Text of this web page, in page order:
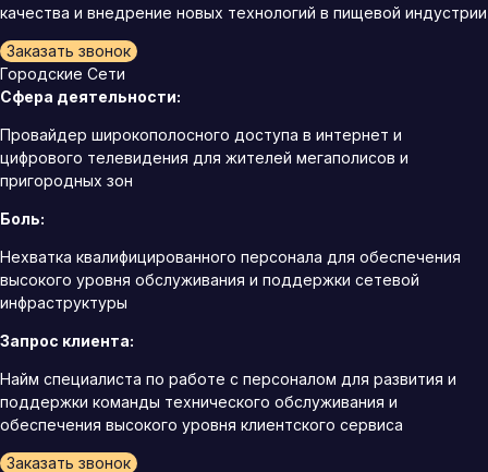
качества и внедрение новых технологий в пищевой индустрии
Заказать звонок
Городские Сети
Сфера деятельности:
Провайдер широкополосного доступа в интернет и
цифрового телевидения для жителей мегаполисов и
пригородных зон
Боль:
Нехватка квалифицированного персонала для обеспечения
высокого уровня обслуживания и поддержки сетевой
инфраструктуры
Запрос клиента:
Найм специалиста по работе с персоналом для развития и
поддержки команды технического обслуживания и
обеспечения высокого уровня клиентского сервиса
Заказать звонок